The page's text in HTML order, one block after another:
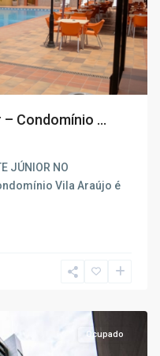
Condomínio ...
JÚNIOR NO
Vila Araújo é
Ocupado